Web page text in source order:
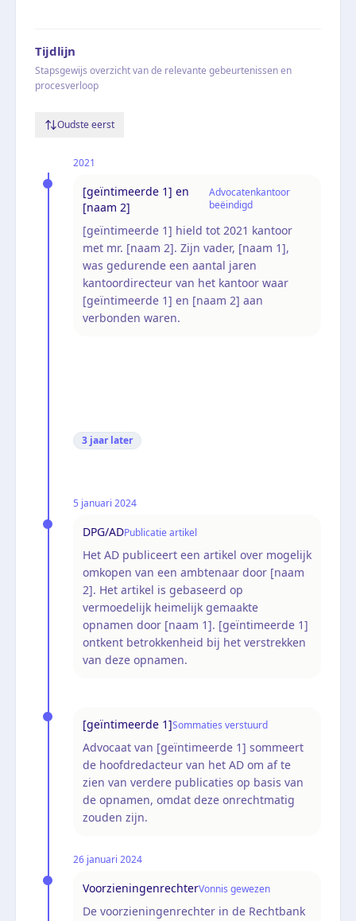
Tijdlijn
Stapsgewijs overzicht van de relevante gebeurtenissen en
procesverloop
Oudste eerst
2021
[geïntimeerde 1] en
[naam 2]
Advocatenkantoor
beëindigd
[geïntimeerde 1] hield tot 2021 kantoor
met mr. [naam 2]. Zijn vader, [naam 1],
was gedurende een aantal jaren
kantoordirecteur van het kantoor waar
[geïntimeerde 1] en [naam 2] aan
verbonden waren.
3 jaar later
5 januari 2024
DPG/ADPublicatie artikel
Het AD publiceert een artikel over mogelijk
omkopen van een ambtenaar door [naam
2]. Het artikel is gebaseerd op
vermoedelijk heimelijk gemaakte
opnamen door [naam 1]. [geïntimeerde 1]
ontkent betrokkenheid bij het verstrekken
van deze opnamen.
[geïntimeerde 1]Sommaties verstuurd
Advocaat van [geïntimeerde 1] sommeert
de hoofdredacteur van het AD om af te
zien van verdere publicaties op basis van
de opnamen, omdat deze onrechtmatig
zouden zijn.
26 januari 2024
VoorzieningenrechterVonnis gewezen
De voorzieningenrechter in de Rechtbank